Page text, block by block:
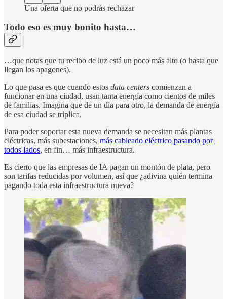
Una oferta que no podrás rechazar
Todo eso es muy bonito hasta…
…que notas que tu recibo de luz está un poco más alto (o hasta que
llegan los apagones).
Lo que pasa es que cuando estos data centers comienzan a
funcionar en una ciudad, usan tanta energía como cientos de miles
de familias. Imagina que de un día para otro, la demanda de energía
de esa ciudad se triplica.
Para poder soportar esta nueva demanda se necesitan más plantas
eléctricas, más subestaciones, más cableado eléctrico pasando por
todos lados, en fin… más infraestructura.
Es cierto que las empresas de IA pagan un montón de plata, pero
son tarifas reducidas por volumen, así que ¿adivina quién termina
pagando toda esta infraestructura nueva?